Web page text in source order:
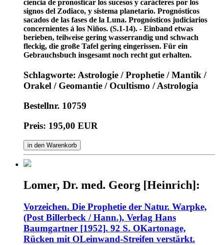
ciencia de pronosticar los sucesos y carácteres por los
signos del Zodiaco, y sistema planetario. Prognósticos
sacados de las fases de la Luna. Prognósticos judiciarios
concernientes á los Niños. (S.1-14). - Einband etwas
berieben, teilweise gering wasserrandig und schwach
fleckig, die große Tafel gering eingerissen. Für ein
Gebrauchsbuch insgesamt noch recht gut erhalten.
Schlagworte: Astrologie / Prophetie / Mantik /
Orakel / Geomantie / Ocultismo / Astrologia
Bestellnr. 10759
Preis: 195,00 EUR
in den Warenkorb
Lomer, Dr. med. Georg [Heinrich]:
Vorzeichen. Die Prophetie der Natur. Warpke,
(Post Billerbeck / Hann.), Verlag Hans
Baumgartner [1952]. 92 S. OKartonage,
Rücken mit OLeinwand-Streifen verstärkt.